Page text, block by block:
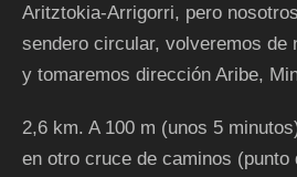
Aritztokia-Arrigorri, pero
sendero circular, volveremos de
y tomaremos dirección Aribe,
2,6 km. A 100 m (unos 5
en otro cruce de caminos (punto